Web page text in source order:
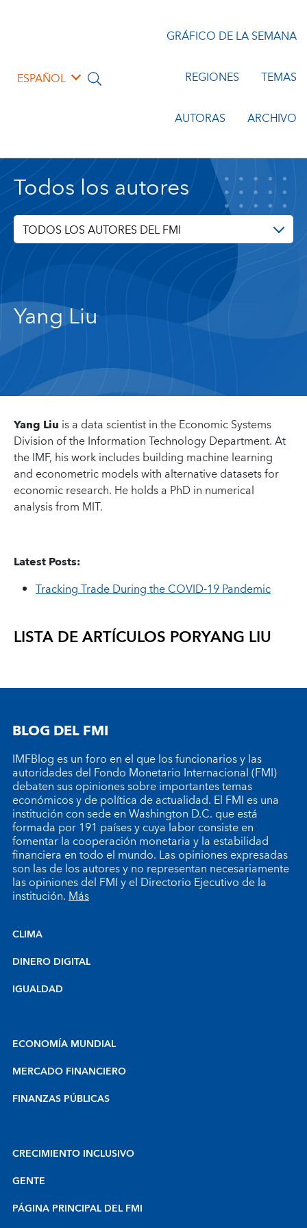
ESPAÑOL
GRÁFICO DE LA SEMANA
REGIONES TEMAS
AUTORAS ARCHIVO
Todos los autores
TODOS LOS AUTORES DEL FMI
Yang Liu
Yang Liu is a data scientist in the Economic Systems
Division of the Information Technology Department. At
the IMF, his work includes building machine learning
and econometric models with alternative datasets for
economic research. He holds a PhD in numerical
analysis from MIT.
Latest Posts:
Tracking Trade During the COVID-19 Pandemic
LISTA DE ARTÍCULOS PORYANG LIU
BLOG DEL FMI
IMFBlog es un foro en el que los funcionarios y las
autoridades del Fondo Monetario Internacional (FMI)
debaten sus opiniones sobre importantes temas
económicos y de política de actualidad. El FMI es una
institución con sede en Washington D.C. que está
formada por 191 países y cuya labor consiste en
fomentar la cooperación monetaria y la estabilidad
financiera en todo el mundo. Las opiniones expresadas
son las de los autores y no representan necesariamente
las opiniones del FMI y el Directorio Ejecutivo de la
institución.Más
CLIMA
DINERO DIGITAL
IGUALDAD
ECONOMÍA MUNDIAL
MERCADO FINANCIERO
FINANZAS PÚBLICAS
CRECIMIENTO INCLUSIVO
GENTE
PÁGINA PRINCIPAL DEL FMI